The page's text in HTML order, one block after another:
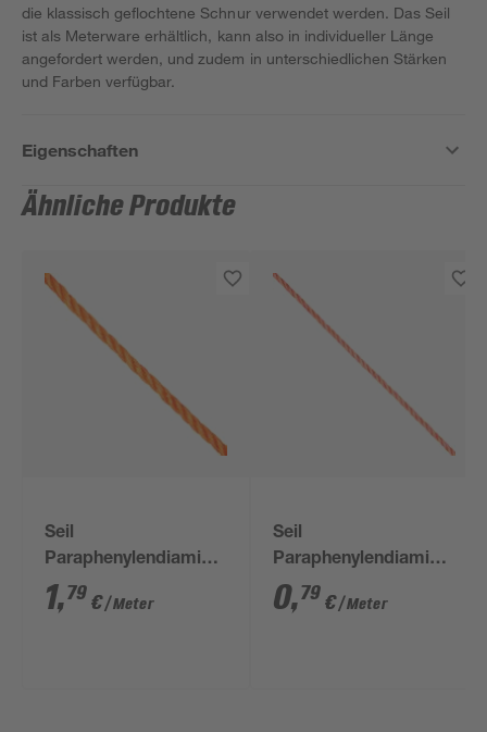
die klassisch geflochtene Schnur verwendet werden. Das Seil
ist als Meterware erhältlich, kann also in individueller Länge
angefordert werden, und zudem in unterschiedlichen Stärken
und Farben verfügbar.
Eigenschaften
Ähnliche Produkte
Seil
Paraphenylendiamin
gedreht orange
Meterware 10 mm
1,79 €/ Meter
Seil
Paraphenylendiamin
gedreht orange
Meterware 6 mm
0,79 €/ Meter